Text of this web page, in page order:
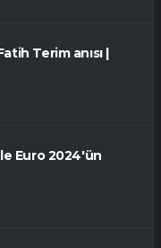
Terim anısı |
Euro 2024'ün